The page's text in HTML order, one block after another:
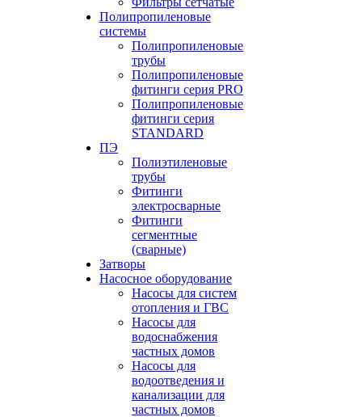
Полипропиленовые
системы
Полипропиленовые
трубы
Полипропиленовые
фитинги серия PRO
Полипропиленовые
фитинги серия
STANDARD
ПЭ
Полиэтиленовые
трубы
Фитинги
электросварные
Фитинги
сегментные
(сварные)
Затворы
Насосное оборудование
Насосы для систем
отопления и ГВС
Насосы для
водоснабжения
частных домов
Насосы для
водоотведения и
канализации для
частных домов